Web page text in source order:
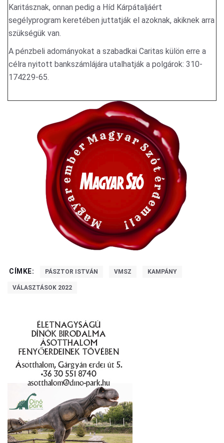
Karitásznak, onnan pedig a Híd Kárpátaljáért
segélyprogram keretében juttatják el azoknak, akiknek arra
szükségük van.
A pénzbeli adományokat a szabadkai Caritas külön erre a
célra nyitott bankszámlájára utalhatják a polgárok: 310-
174229-65.
CÍMKE: PÁSZTOR ISTVÁN VMSZ KAMPÁNY
VÁLASZTÁSOK 2022